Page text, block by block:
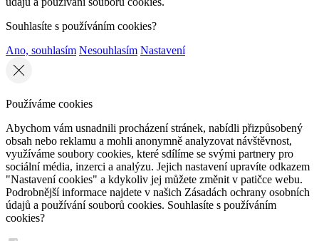
Souhlasíte s používáním cookies?
Ano, souhlasím Nesouhlasím Nastavení
Používáme cookies
Abychom vám usnadnili procházení stránek, nabídli přizpůsobený
obsah nebo reklamu a mohli anonymně analyzovat návštěvnost,
využíváme soubory cookies, které sdílíme se svými partnery pro
sociální média, inzerci a analýzu. Jejich nastavení upravíte odkazem
"Nastavení cookies" a kdykoliv jej můžete změnit v patičce webu.
Podrobnější informace najdete v našich Zásadách ochrany osobních
údajů a používání souborů cookies. Souhlasíte s používáním
cookies?